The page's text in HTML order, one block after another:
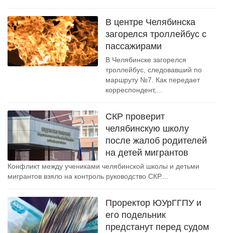
В центре Челябинска
загорелся троллейбус с
пассажирами
В Челябинске загорелся
троллейбус, следовавший по
маршруту №7. Как передает
корреспондент,...
СКР проверит
челябинскую школу
после жалоб родителей
на детей мигрантов
Конфликт между учениками челябинской школы и детьми
мигрантов взяло на контроль руководство СКР....
Проректор ЮУрГГПУ и
его подельник
предстанут перед судом